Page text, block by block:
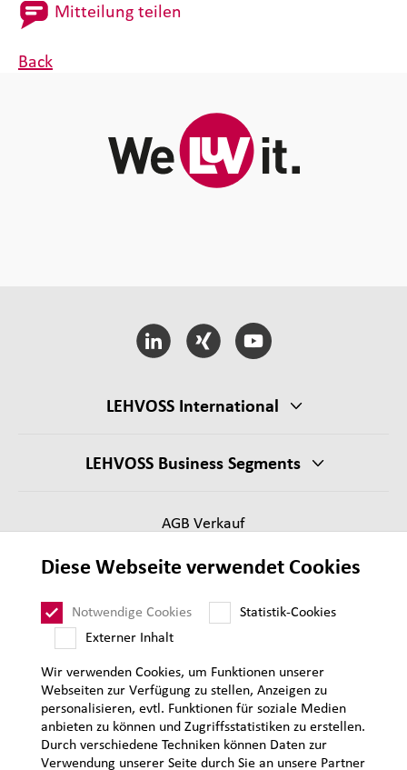
Mitteilung teilen
Back
LEHVOSS International
LEHVOSS Business Segments
AGB Verkauf
Impressum
Datenschutz
Diese Webseite verwendet Cookies
Notwendige Cookies
Statistik-Cookies
Externer Inhalt
Wir verwenden Cookies, um Funktionen unserer
Webseiten zur Verfügung zu stellen, Anzeigen zu
personalisieren, evtl. Funktionen für soziale Medien
anbieten zu können und Zugriffsstatistiken zu erstellen.
Durch verschiedene Techniken können Daten zur
Verwendung unserer Seite durch Sie an unsere Partner